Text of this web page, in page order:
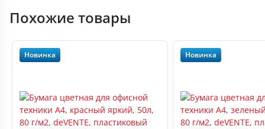
Похожие товары
Новинка Новинка